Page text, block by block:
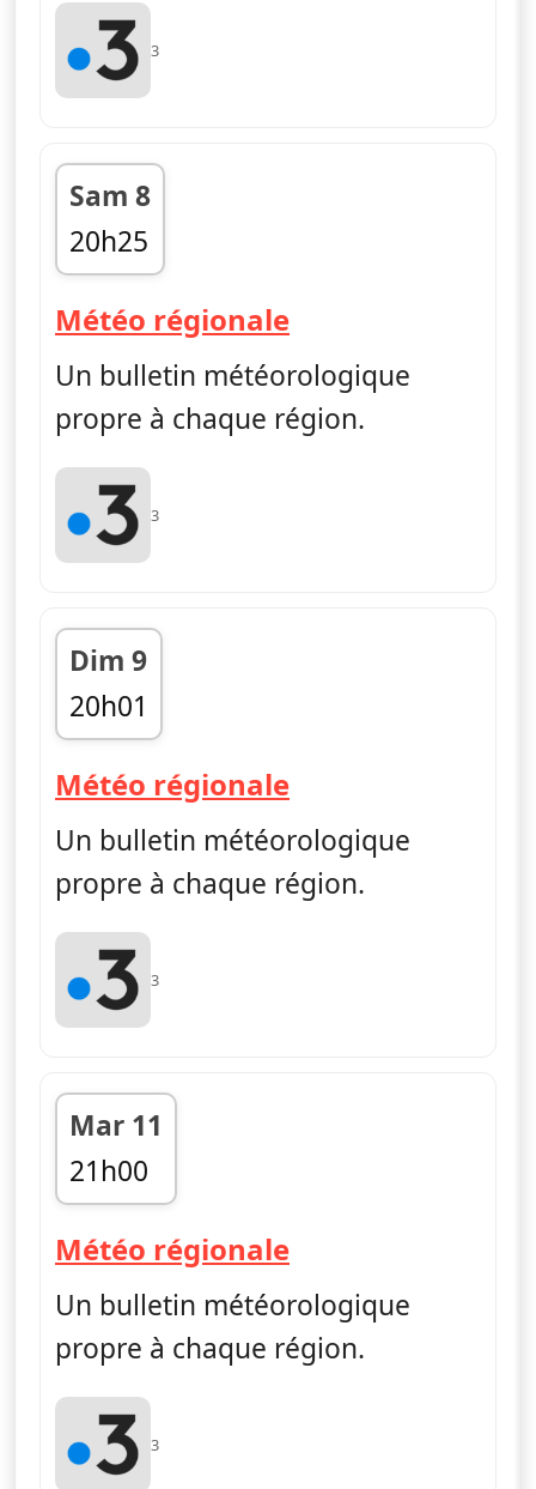
3
Sam 8
20h25
fin 20h30
Météo régionale— Météo
Un bulletin météorologique
propre à chaque région.
3
Dim 9
20h01
fin 20h05
Météo régionale— Météo
Un bulletin météorologique
propre à chaque région.
3
Mar 11
21h00
fin 21h05
Météo régionale— Météo
Un bulletin météorologique
propre à chaque région.
3